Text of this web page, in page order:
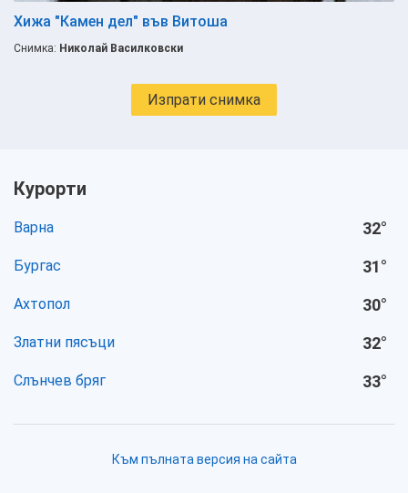
Хижа "Камен дел" във Витоша
Снимка: Николай Василковски
Изпрати снимка
Курорти
Варна 32°
Бургас 31°
Ахтопол 30°
Златни пясъци 32°
Слънчев бряг 33°
Към пълната версия на сайта